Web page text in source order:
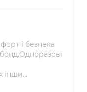
і безпека
інши...